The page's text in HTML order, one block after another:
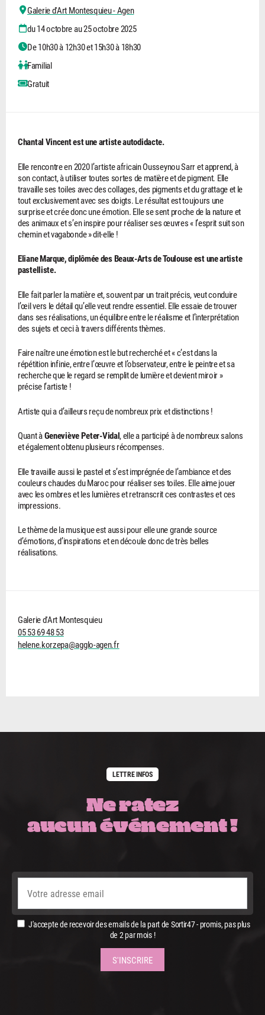
Galerie d'Art Montesquieu - Agen
du 14 octobre au 25 octobre 2025
De 10h30 à 12h30 et 15h30 à 18h30
Familial
Gratuit
Chantal Vincent est une artiste autodidacte.
Elle rencontre en 2020 l’artiste africain Ousseynou Sarr et apprend, à
son contact, à utiliser toutes sortes de matière et de pigment. Elle
travaille ses toiles avec des collages, des pigments et du grattage et le
tout exclusivement avec ses doigts. Le résultat est toujours une
surprise et crée donc une émotion. Elle se sent proche de la nature et
des animaux et s’en inspire pour réaliser ses œuvres « l’esprit suit son
chemin et vagabonde » dit-elle !
Eliane Marque, diplômée des Beaux-Arts de Toulouse est une artiste
pastelliste.
Elle fait parler la matière et, souvent par un trait précis, veut conduire
l’œil vers le détail qu’elle veut rendre essentiel. Elle essaie de trouver
dans ses réalisations, un équilibre entre le réalisme et l’interprétation
des sujets et ceci à travers différents thèmes.
Faire naître une émotion est le but recherché et « c’est dans la
répétition infinie, entre l’œuvre et l’observateur, entre le peintre et sa
recherche que le regard se remplit de lumière et devient miroir »
précise l’artiste !
Artiste qui a d’ailleurs reçu de nombreux prix et distinctions !
Quant àGeneviève Peter-Vidal, elle a participé à de nombreux salons
et également obtenu plusieurs récompenses.
Elle travaille aussi le pastel et s’est imprégnée de l’ambiance et des
couleurs chaudes du Maroc pour réaliser ses toiles. Elle aime jouer
avec les ombres et les lumières et retranscrit ces contrastes et ces
impressions.
Le thème de la musique est aussi pour elle une grande source
d’émotions, d’inspirations et en découle donc de très belles
réalisations.
Galerie d'Art Montesquieu
05 53 69 48 53
helene.korzepa@agglo-agen.fr
LETTRE INFOS
Ne ratez
aucun événement !
J'accepte de recevoir des emails de la part de Sortir47 - promis, pas plus
de 2 par mois !